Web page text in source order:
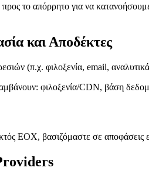
το απόρρητο για να
και Αποδέκτες
(π.χ. φιλοξενία, email,
φιλοξενία/CDN, βάση
ΕΟΧ, βασιζόμαστε σε αποφάσεις